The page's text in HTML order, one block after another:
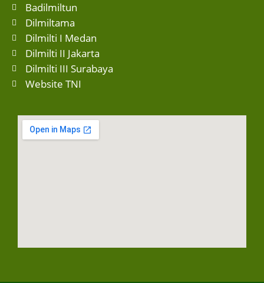
Badilmiltun
Dilmiltama
Dilmilti I Medan
Dilmilti II Jakarta
Dilmilti III Surabaya
Website TNI